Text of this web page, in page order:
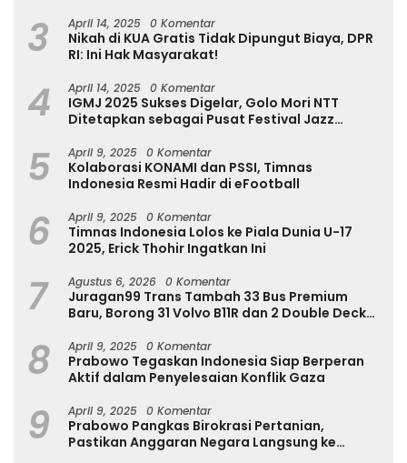
3 April 14, 2025 0 Komentar
Nikah di KUA Gratis Tidak Dipungut Biaya, DPR
RI: Ini Hak Masyarakat!
4 April 14, 2025 0 Komentar
IGMJ 2025 Sukses Digelar, Golo Mori NTT
Ditetapkan sebagai Pusat Festival Jazz
5 April 9, 2025 0 Komentar
Kolaborasi KONAMI dan PSSI, Timnas
Indonesia Resmi Hadir di eFootball
6 April 9, 2025 0 Komentar
Timnas Indonesia Lolos ke Piala Dunia U-17
2025, Erick Thohir Ingatkan Ini
7 Agustus 6, 2026 0 Komentar
Juragan99 Trans Tambah 33 Bus Premium
Baru, Borong 31 Volvo B11R dan 2 Double Decker
8 April 9, 2025 0 Komentar
Prabowo Tegaskan Indonesia Siap Berperan
Aktif dalam Penyelesaian Konflik Gaza
9 April 9, 2025 0 Komentar
Prabowo Pangkas Birokrasi Pertanian,
Pastikan Anggaran Negara Langsung ke